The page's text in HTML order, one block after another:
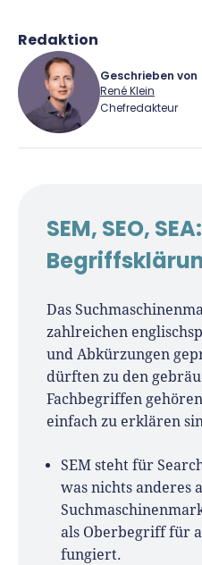
Redaktion
Geschrieben von
René Klein
Chefredakteur
Seit 2010 ist René als
Gründer.de Teil der
Gründerinnen und
Inhalte und echte
geben. Das tut er als
Podcast-Host,
unserem YouTube-
und verfasst
Gründungsthemen.
SEM, SEO,
Das
zahlreichen
und Abkürzungen
dürften zu den
Fachbegriffen
einfach zu erklären
SEM steht für
was nichts anderes
als Oberbegriff für
fungiert.